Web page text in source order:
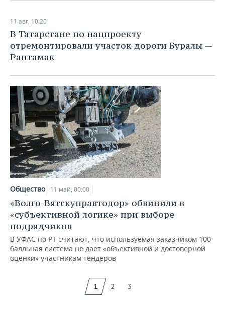
11 авг, 10:20
В Татарстане по нацпроекту
отремонтировали участок дороги Буралы —
Рантамак
Общество 11 май, 00:00
«Волго-Вятскуправтодор» обвинили в
«субъективной логике» при выборе
подрядчиков
В УФАС по РТ считают, что используемая заказчиком 100-
балльная система не дает «объективной и достоверной
оценки» участникам тендеров
1 2 3